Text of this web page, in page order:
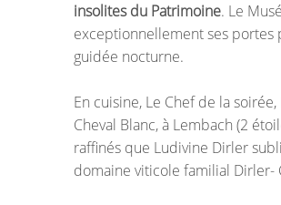
insolites du Patrimoine. Le
exceptionnellement ses
guidée nocturne.
En cuisine, Le Chef de la
Cheval Blanc, à Lembach (2
raffinés que Ludivine Dirler
domaine viticole familial Dirler-